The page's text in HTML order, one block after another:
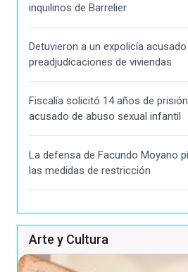
inquilinos de Barrelier
Detuvieron a un expolicía
preadjudicaciones de viviendas
Fiscalía solicitó 14 años de
acusado de abuso sexual infantil
La defensa de Facundo Moyano
las medidas de restricción
Arte y Cultura